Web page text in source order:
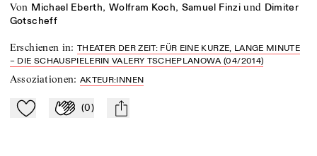
von Michael Eberth, Wolfram Koch, Samuel Finzi und Dimiter
Gotscheff
Erschienen in:THEATER DER ZEIT: FÜR EINE KURZE, LANGE MINUTE
– DIE SCHAUSPIELERIN VALERY TSCHEPLANOWA (04/2014)
Assoziationen:AKTEUR:INNEN
Zu Mein-TdZ hinzufügen
Applaudieren
(0) mail